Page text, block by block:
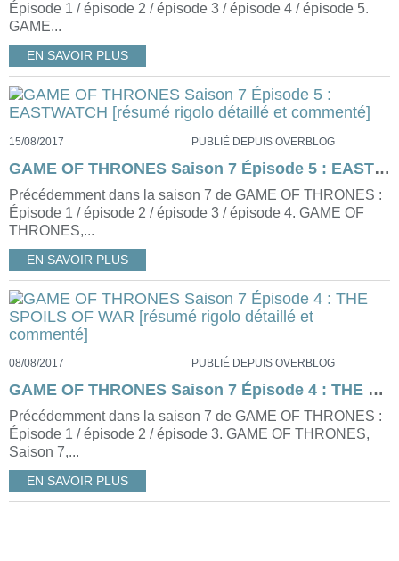
Épisode 1 / épisode 2 / épisode 3 / épisode 4 / épisode 5.
GAME...
EN SAVOIR PLUS
15/08/2017 PUBLIÉ DEPUIS OVERBLOG
GAME OF THRONES Saison 7 Épisode 5 : EASTWATCH [résumé rigolo détaillé et commenté]
Précédemment dans la saison 7 de GAME OF THRONES :
Épisode 1 / épisode 2 / épisode 3 / épisode 4. GAME OF
THRONES,...
EN SAVOIR PLUS
08/08/2017 PUBLIÉ DEPUIS OVERBLOG
GAME OF THRONES Saison 7 Épisode 4 : THE SPOILS OF WAR [résumé rigolo détaillé et commenté]
Précédemment dans la saison 7 de GAME OF THRONES :
Épisode 1 / épisode 2 / épisode 3. GAME OF THRONES,
Saison 7,...
EN SAVOIR PLUS